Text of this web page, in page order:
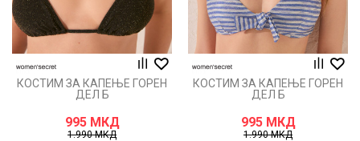
КОСТИМ ЗА КАПЕЊЕ ГОРЕН
ДЕЛ Б
995 МКД
1.990МКД
КОСТИМ ЗА КАПЕЊЕ ГОРЕН
ДЕЛ Б
995 МКД
1.990МКД